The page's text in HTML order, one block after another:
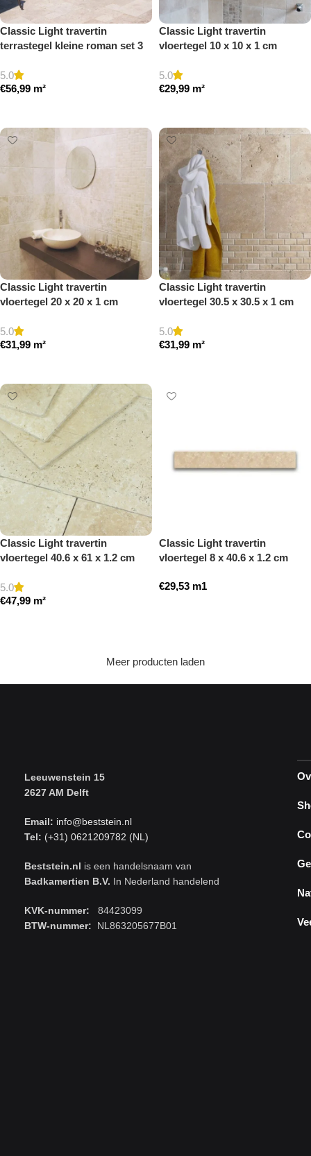
Classic Light travertin
terrastegel kleine roman set 3
5.0
€56,99 m²
Classic Light travertin
vloertegel 10 x 10 x 1 cm
5.0
€29,99 m²
Classic Light travertin
vloertegel 20 x 20 x 1 cm
5.0
€31,99 m²
Classic Light travertin
vloertegel 30.5 x 30.5 x 1 cm
5.0
€31,99 m²
Classic Light travertin
vloertegel 40.6 x 61 x 1.2 cm
5.0
€47,99 m²
Classic Light travertin
vloertegel 8 x 40.6 x 1.2 cm
€29,53 m1
Meer producten laden
Leeuwenstein 15
2627 AM Delft
Email: info@beststein.nl
Tel: (+31) 0621209782 (NL)
Beststein.nl is een handelsnaam van
Badkamertien B.V. In Nederland handelend
KVK-nummer: 84423099
BTW-nummer: NL863205677B01